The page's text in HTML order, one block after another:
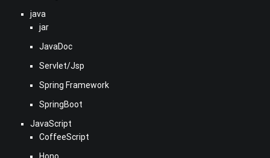
java
jar
JavaDoc
Servlet/Jsp
Spring Framework
SpringBoot
JavaScript
CoffeeScript